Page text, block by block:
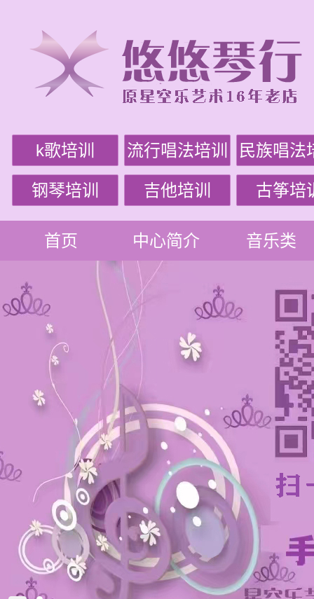
k歌培训 流行唱法培训 民族唱法
钢琴培训 吉他培训 古筝培
首页 中心简介 音乐类